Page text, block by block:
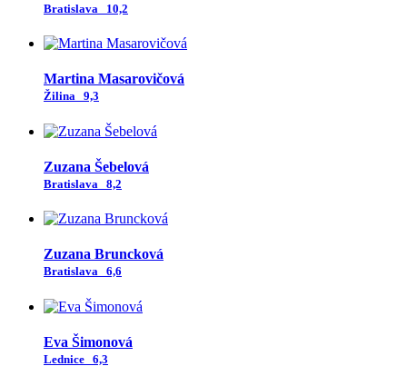
Bratislava 10,2
Martina Masarovičová
Žilina 9,3
Zuzana Šebelová
Bratislava 8,2
Zuzana Bruncková
Bratislava 6,6
Eva Šimonová
Lednice 6,3